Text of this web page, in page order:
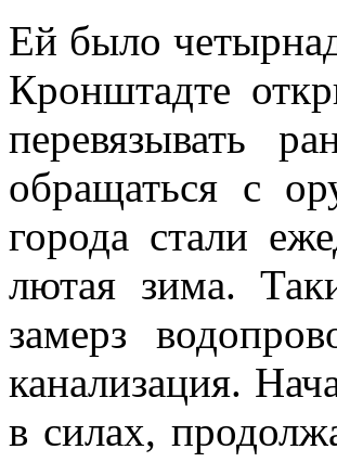
Ей было
Кронштадте
перевязывать
обращаться с
города стали
лютая зима.
замерз
канализация.
в силах,